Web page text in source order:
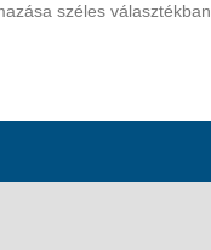
széles választékban.